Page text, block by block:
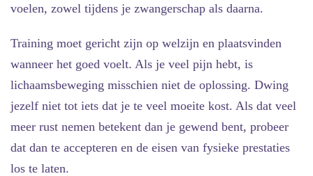
voelen, zowel tijdens je zwangerschap als daarna.
Training moet gericht zijn op welzijn en plaatsvinden
wanneer het goed voelt. Als je veel pijn hebt, is
lichaamsbeweging misschien niet de oplossing. Dwing
jezelf niet tot iets dat je te veel moeite kost. Als dat veel
meer rust nemen betekent dan je gewend bent, probeer
dat dan te accepteren en de eisen van fysieke prestaties
los te laten.